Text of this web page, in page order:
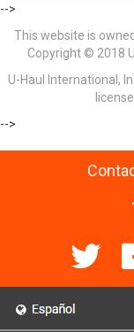
-->
This website is
Copyright © 2018
U-Haul International,
-->